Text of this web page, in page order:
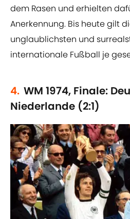
dem Rasen und erhielten
Anerkennung. Bis heute gilt
unglaublichsten und
internationale Fußball je
4. WM 1974, Finale:
Niederlande (2:1)